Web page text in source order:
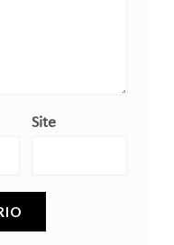
Site